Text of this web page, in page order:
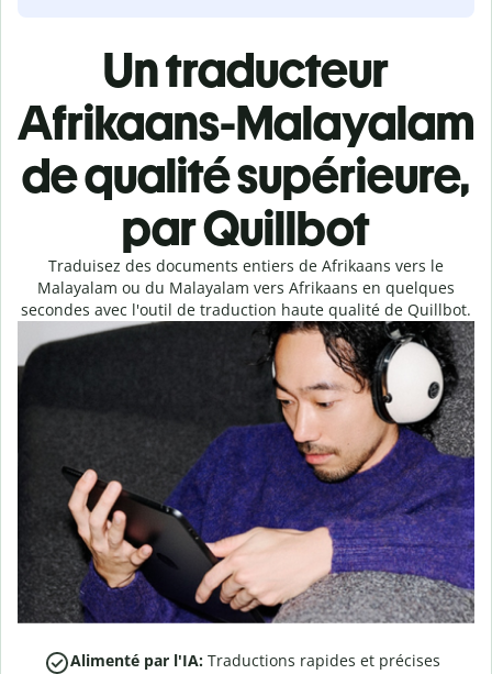
Un traducteur
Afrikaans-Malayalam
de qualité supérieure,
par Quillbot
Traduisez des documents entiers de Afrikaans vers le
Malayalam ou du Malayalam vers Afrikaans en quelques
secondes avec l'outil de traduction haute qualité de Quillbot.
Alimenté par l'IA: Traductions rapides et précises